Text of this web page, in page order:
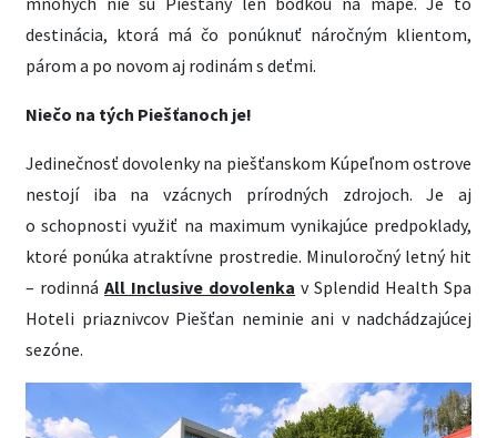
destinácia, ktorá má čo ponúknuť náročným klientom,
párom a po novom aj rodinám s deťmi.
Niečo na tých Piešťanoch je!
Jedinečnosť dovolenky na piešťanskom Kúpeľnom ostrove
nestojí iba na vzácnych prírodných zdrojoch. Je aj
o schopnosti využiť na maximum vynikajúce predpoklady,
ktoré ponúka atraktívne prostredie. Minuloročný letný hit
– rodinná All Inclusive dovolenka v Splendid Health Spa
Hoteli priaznivcov Piešťan neminie ani v nadchádzajúcej
sezóne.